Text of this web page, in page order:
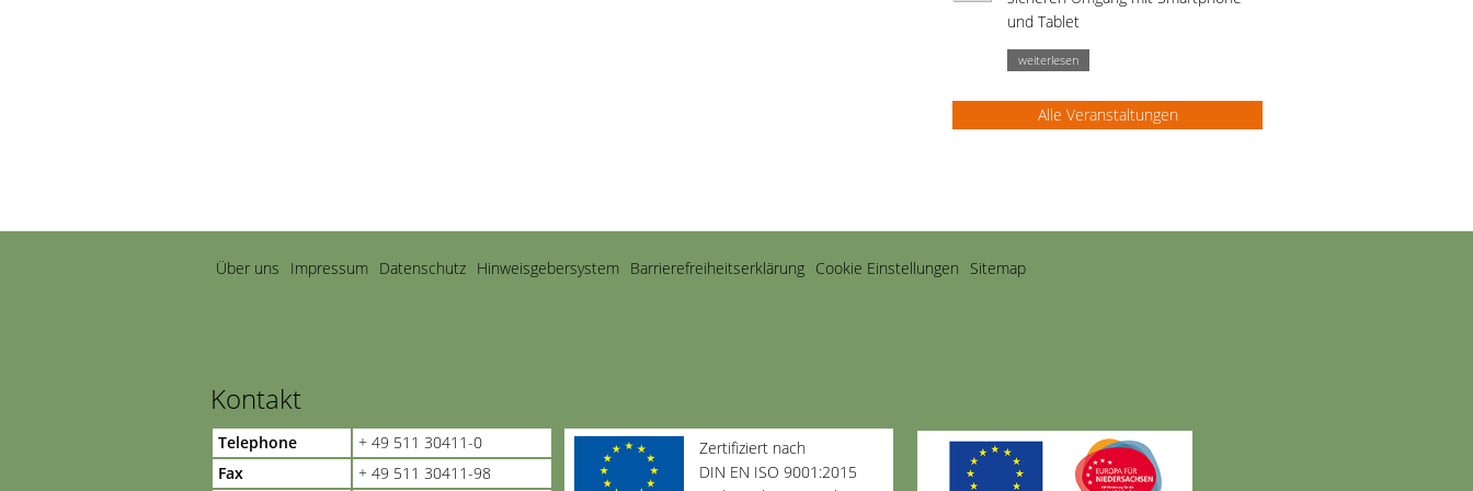
und Tablet
weiterlesen
Alle Veranstaltungen
Navigation
überspringen
Über uns Impressum Datenschutz Hinweisgebersystem Barriere­freiheits­erklärung Cookie Einstellungen Sitemap
Kontakt
Telephone
+ 49 511 30411-0
Fax
+ 49 511 30411-98
Zertifiziert nach
DIN EN ISO 9001:2015